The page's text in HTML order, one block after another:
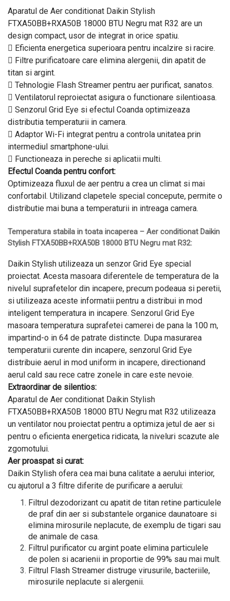
Aparatul de Aer conditionat Daikin Stylish
FTXA50BB+RXA50B 18000 BTU Negru mat R32 are un
design compact, usor de integrat in orice spatiu.
 Eficienta energetica superioara pentru incalzire si racire.
 Filtre purificatoare care elimina alergenii, din apatit de
titan si argint.
 Tehnologie Flash Streamer pentru aer purificat, sanatos.
 Ventilatorul reproiectat asigura o functionare silentioasa.
 Senzorul Grid Eye si efectul Coanda optimizeaza
distributia temperaturii in camera.
 Adaptor Wi-Fi integrat pentru a controla unitatea prin
intermediul smartphone-ului.
 Functioneaza in pereche si aplicatii multi.
Efectul Coanda pentru confort:
Optimizeaza fluxul de aer pentru a crea un climat si mai
confortabil. Utilizand clapetele special concepute, permite o
distributie mai buna a temperaturii in intreaga camera.
Temperatura stabila in toata incaperea – Aer conditionat Daikin
Stylish FTXA50BB+RXA50B 18000 BTU Negru mat R32:
Daikin Stylish utilizeaza un senzor Grid Eye special
proiectat. Acesta masoara diferentele de temperatura de la
nivelul suprafetelor din incapere, precum podeaua si peretii,
si utilizeaza aceste informatii pentru a distribui in mod
inteligent temperatura in incapere. Senzorul Grid Eye
masoara temperatura suprafetei camerei de pana la 100 m,
impartind-o in 64 de patrate distincte. Dupa masurarea
temperaturii curente din incapere, senzorul Grid Eye
distribuie aerul in mod uniform in incapere, directionand
aerul cald sau rece catre zonele in care este nevoie.
Extraordinar de silentios:
Aparatul de Aer conditionat Daikin Stylish
FTXA50BB+RXA50B 18000 BTU Negru mat R32 utilizeaza
un ventilator nou proiectat pentru a optimiza jetul de aer si
pentru o eficienta energetica ridicata, la niveluri scazute ale
zgomotului.
Aer proaspat si curat:
Daikin Stylish ofera cea mai buna calitate a aerului interior,
cu ajutorul a 3 filtre diferite de purificare a aerului:
Filtrul dezodorizant cu apatit de titan retine particulele
de praf din aer si substantele organice daunatoare si
elimina mirosurile neplacute, de exemplu de tigari sau
de animale de casa.
Filtrul purificator cu argint poate elimina particulele
de polen si acarienii in proportie de 99% sau mai mult.
Filtrul Flash Streamer distruge virusurile, bacteriile,
mirosurile neplacute si alergenii.